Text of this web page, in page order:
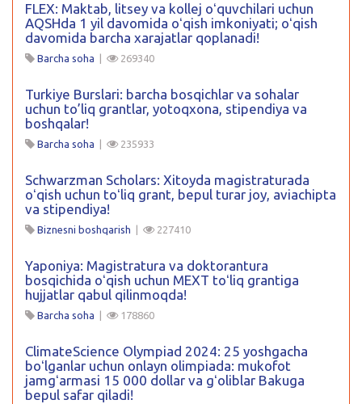
FLEX: Maktab, litsey va kollej oʻquvchilari uchun
AQSHda 1 yil davomida oʻqish imkoniyati; oʻqish
davomida barcha xarajatlar qoplanadi!
Barcha soha 269340
Turkiye Burslari: barcha bosqichlar va sohalar
uchun to’liq grantlar, yotoqxona, stipendiya va
boshqalar!
Barcha soha 235933
Schwarzman Scholars: Xitoyda magistraturada
oʻqish uchun toʻliq grant, bepul turar joy, aviachipta
va stipendiya!
Biznesni boshqarish 227410
Yaponiya: Magistratura va doktorantura
bosqichida oʻqish uchun MEXT toʻliq grantiga
hujjatlar qabul qilinmoqda!
Barcha soha 178860
ClimateScience Olympiad 2024: 25 yoshgacha
boʻlganlar uchun onlayn olimpiada: mukofot
jamgʻarmasi 15 000 dollar va gʻoliblar Bakuga
bepul safar qiladi!